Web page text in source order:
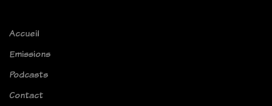
Accueil
Emissions
Podcasts
Contact